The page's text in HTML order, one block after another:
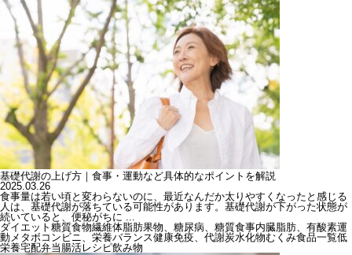
基礎代謝の上げ方｜食事・運動など具体的なポイントを解説
2025.03.26
食事量は若い頃と変わらないのに、最近なんだか太りやすくなったと感じる
人は、基礎代謝が落ちている可能性があります。基礎代謝が下がった状態が
続いていると、便秘がちに ...
ダイエット 糖質食物繊維体脂肪果物、糖尿病、糖質食事内臓脂肪、有酸素運
動メタボコンビニ、栄養バランス健康免疫、代謝炭水化物むくみ食品一覧低
栄養宅配弁当 腸活レシピ飲み物